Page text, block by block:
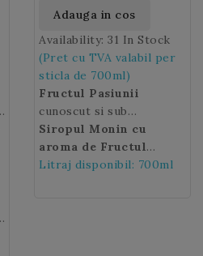
Adauga in cos
Availability: 31 In Stock
(Pret cu TVA valabil per
sticla de 700ml)
Fructul Pasiunii
cunoscut si sub
denumirea de Chinola,
Parcha, Lilikoi sau
Grandilla, est un fruct
Siropul Monin cu
aroma de Fructul
Pasiuniiva permite sa
Litraj disponibil: 700ml